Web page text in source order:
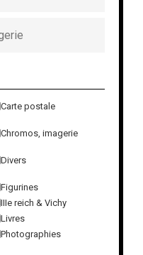
Carte postale
Chromos, imagerie
Divers
Figurines
IIIe reich & Vichy
Livres
Photographies